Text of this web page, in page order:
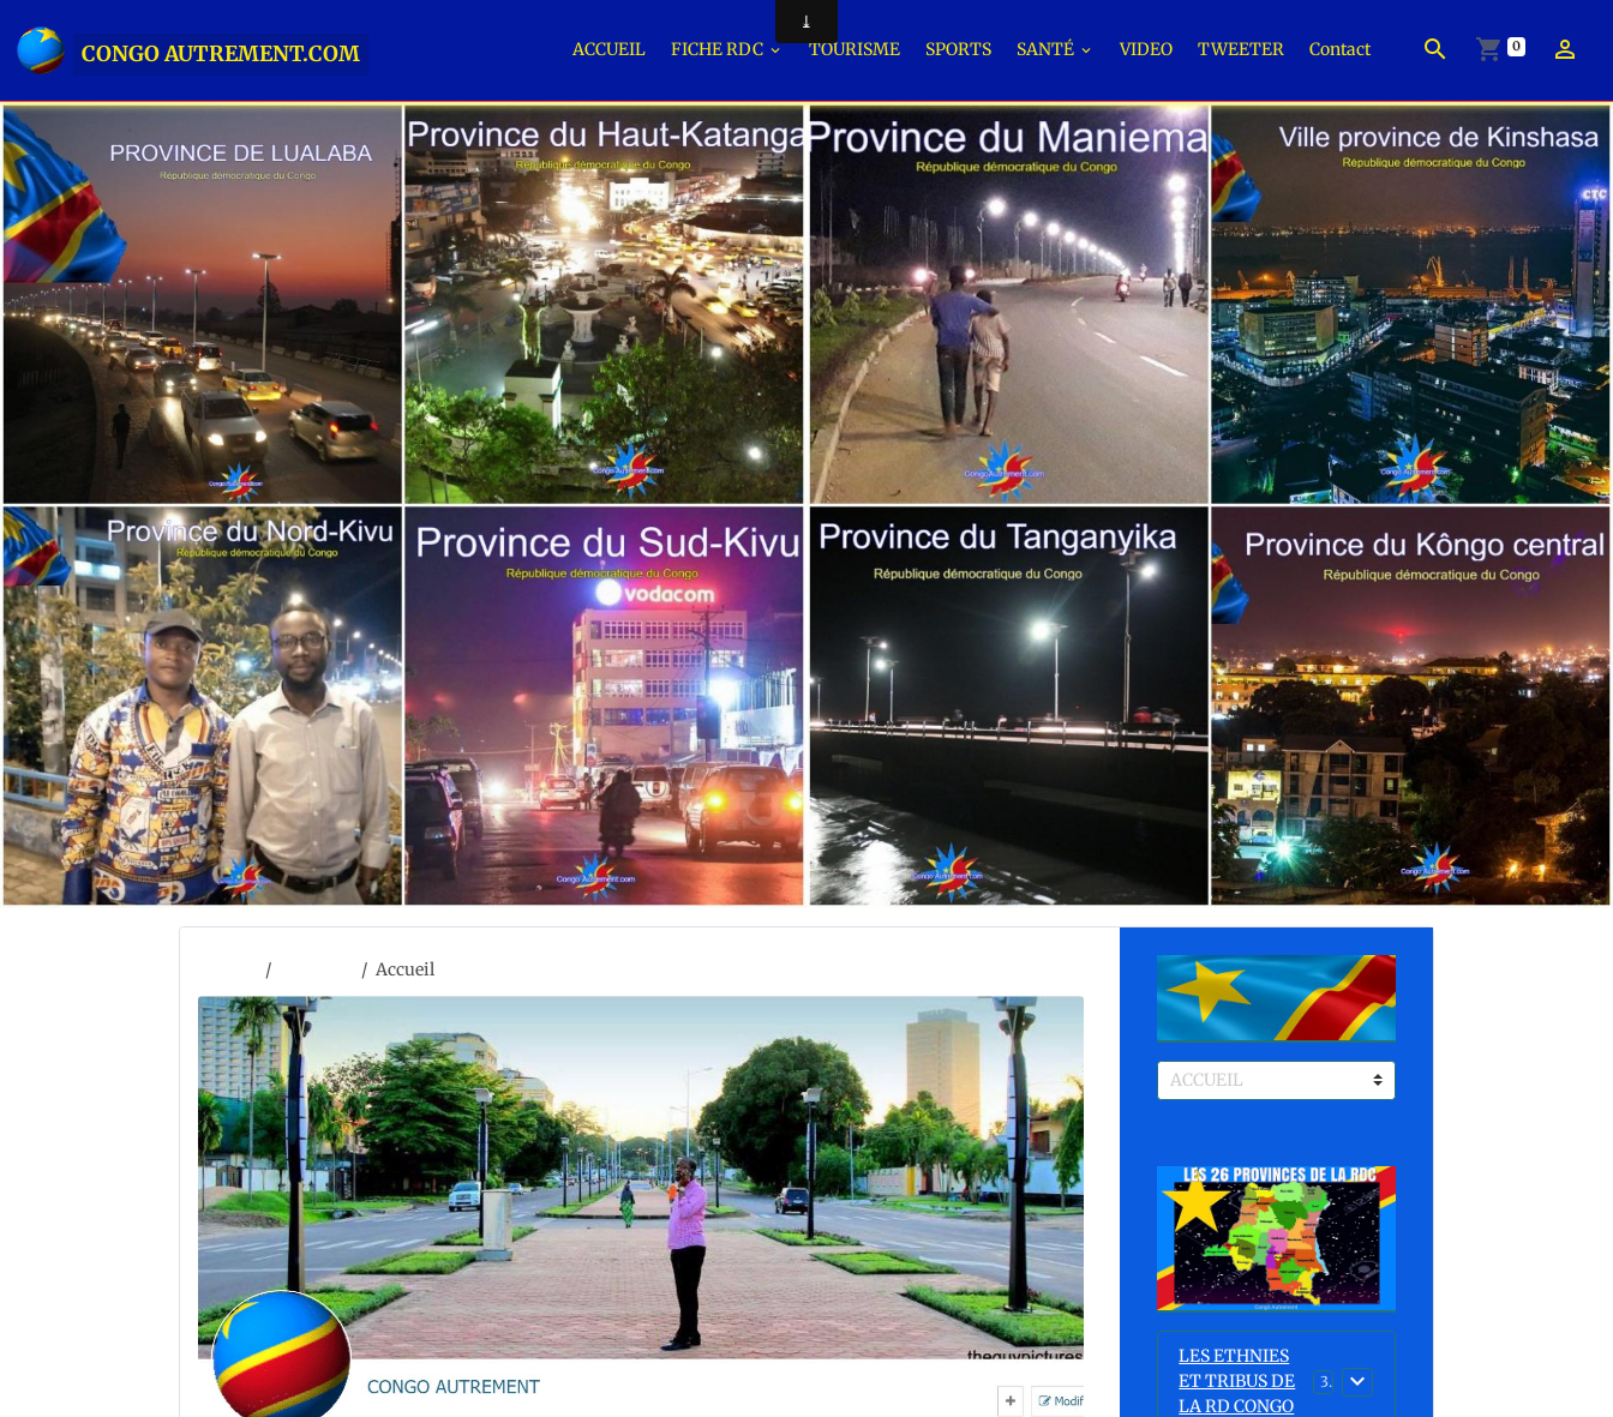
CONGO AUTREMENT.COM ACCUEIL FICHE RDC TOURISME SPORTS SANTÉ VIDEO TWEETER Contact 0
Accueil
LES ETHNIES
ET TRIBUS DE
LA RD CONGO
37